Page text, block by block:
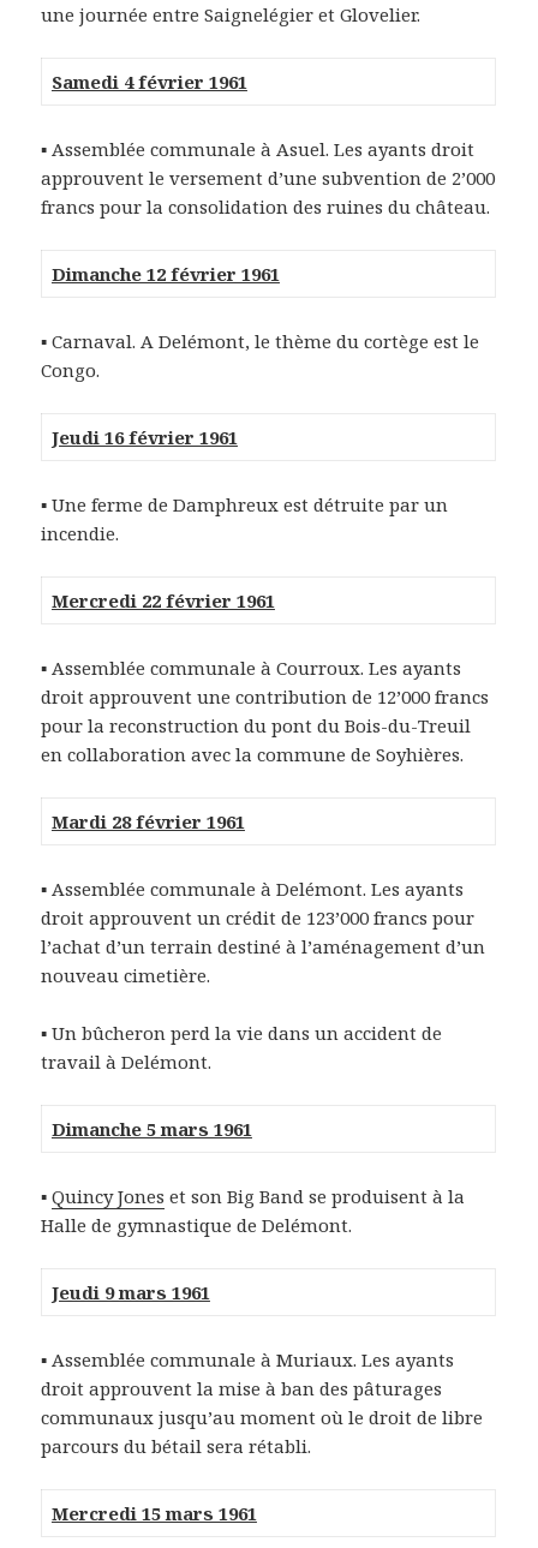
une journée entre Saignelégier et Glovelier.
Samedi 4 février 1961
▪ Assemblée communale à Asuel. Les ayants droit
approuvent le versement d’une subvention de 2’000
francs pour la consolidation des ruines du château.
Dimanche 12 février 1961
▪ Carnaval. A Delémont, le thème du cortège est le
Congo.
Jeudi 16 février 1961
▪ Une ferme de Damphreux est détruite par un
incendie.
Mercredi 22 février 1961
▪ Assemblée communale à Courroux. Les ayants
droit approuvent une contribution de 12’000 francs
pour la reconstruction du pont du Bois-du-Treuil
en collaboration avec la commune de Soyhières.
Mardi 28 février 1961
▪ Assemblée communale à Delémont. Les ayants
droit approuvent un crédit de 123’000 francs pour
l’achat d’un terrain destiné à l’aménagement d’un
nouveau cimetière.
▪ Un bûcheron perd la vie dans un accident de
travail à Delémont.
Dimanche 5 mars 1961
▪Quincy Jones et son Big Band se produisent à la
Halle de gymnastique de Delémont.
Jeudi 9 mars 1961
▪ Assemblée communale à Muriaux. Les ayants
droit approuvent la mise à ban des pâturages
communaux jusqu’au moment où le droit de libre
parcours du bétail sera rétabli.
Mercredi 15 mars 1961